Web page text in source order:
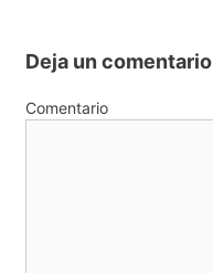
Deja un comentario
Comentario